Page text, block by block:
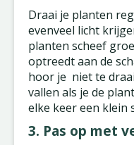
Draai je planten
evenveel licht
planten scheef
optreedt aan de
hoor je niet te
vallen als je de
elke keer een klein
3. Pas op met